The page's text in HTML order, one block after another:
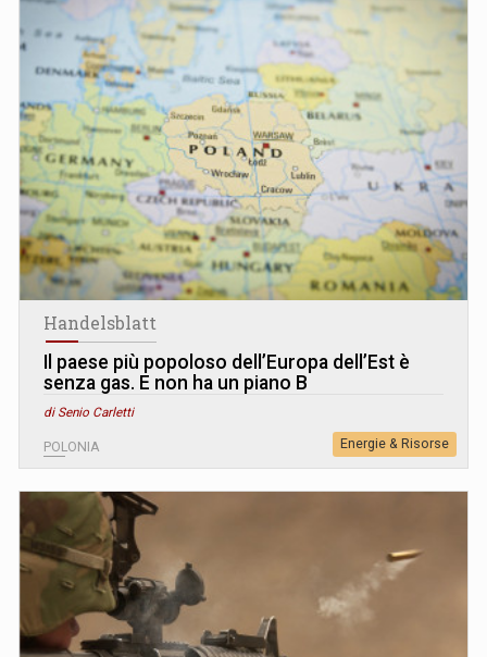
Handelsblatt
Il paese più popoloso dell’Europa dell’Est è
senza gas. E non ha un piano B
di Senio Carletti
POLONIA Energie & Risorse